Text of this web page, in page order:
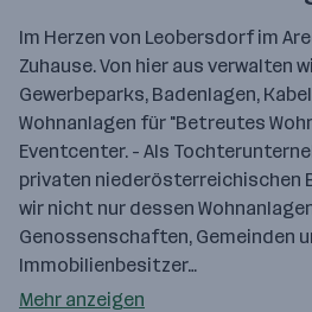
Im Herzen von Leobersdorf im
Zuhause. Von hier aus verwalten
Gewerbeparks, Badenlagen,
Wohnanlagen für "Betreutes
Eventcenter. - Als
privaten niederösterreichischen
wir nicht nur dessen
Genossenschaften, Gemeinden
Immobilienbesitzer…
Mehr anzeigen